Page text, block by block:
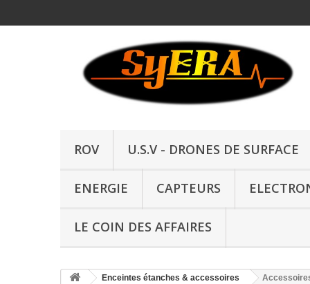
ROV U.S.V - DRONES DE SURFACE
ENERGIE CAPTEURS
LE COIN DES AFFAIRES
Enceintes étanches & accessoires